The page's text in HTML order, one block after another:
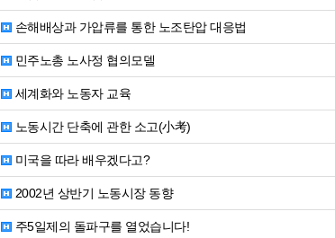
손해배상과 가압류를 통한 노조탄압 대응법
민주노총 노사정 협의모델
세계화와 노동자 교육
노동시간 단축에 관한 소고(小考)
미국을 따라 배우겠다고?
2002년 상반기 노동시장 동향
주5일제의 돌파구를 열었습니다!